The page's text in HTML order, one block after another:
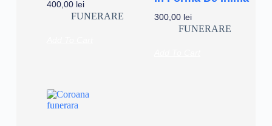
400,00 lei
FUNERARE 300,00 lei
FUNERARE